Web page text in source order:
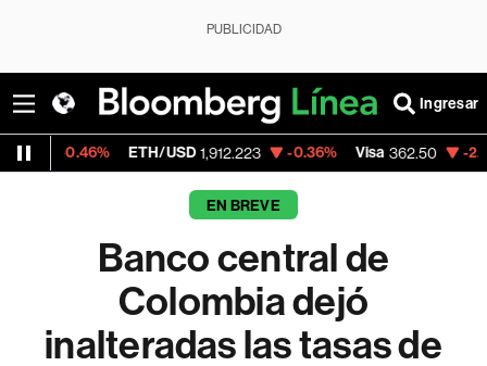
PUBLICIDAD
Ingresar
ETH/USD 1,912.223 -0.36% Visa 362.50 -2.15%
EN BREVE
Banco central de
Colombia dejó
inalteradas las tasas de